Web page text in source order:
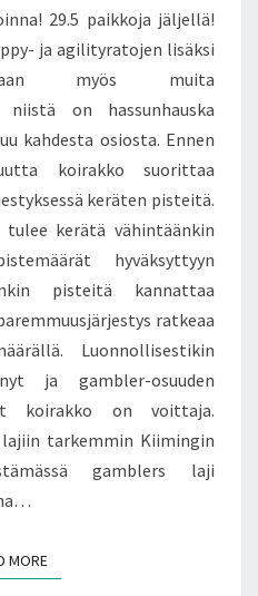
29.5 paikkoja jäljellä!
ja agilityratojen lisäksi
myös muita
niistä on hassunhauska
kahdesta osiosta. Ennen
koirakko suorittaa
keräten pisteitä.
tulee kerätä vähintäänkin
hyväksyttyyn
pisteitä kannattaa
ratkeaa
Luonnollisestikin
ja gambler-osuuden
koirakko on voittaja.
tarkemmin Kiimingin
gamblers laji
MOREREAD MORE